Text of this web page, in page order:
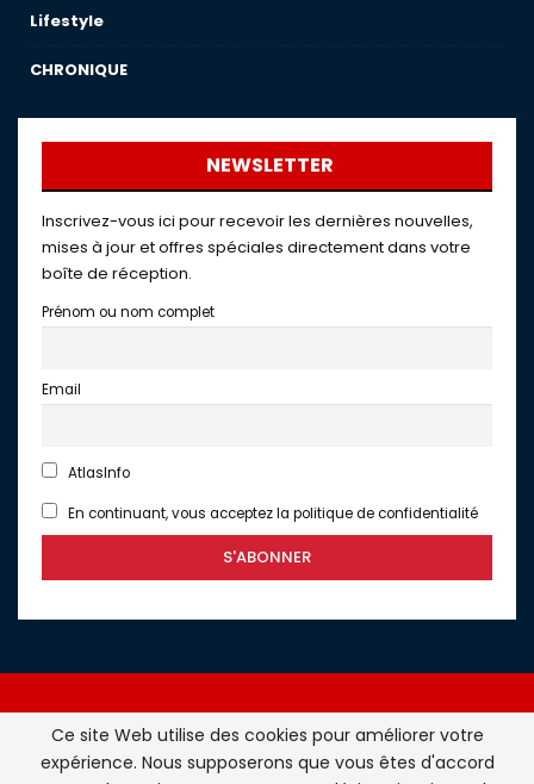
Lifestyle
CHRONIQUE
NEWSLETTER
Inscrivez-vous ici pour recevoir les dernières nouvelles,
mises à jour et offres spéciales directement dans votre
boîte de réception.
Prénom ou nom complet
Email
AtlasInfo
En continuant, vous acceptez la politique de confidentialité
Atlasinfo.fr : l'essentiel de l'actualité de la France et du
Ce site Web utilise des cookies pour améliorer votre
expérience. Nous supposerons que vous êtes d'accord